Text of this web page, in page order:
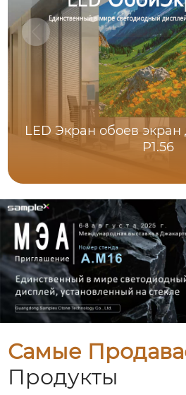
LED Экран обоев
P1.56
Самые
Продукты